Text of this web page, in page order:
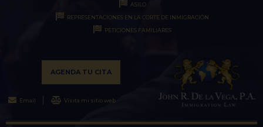
ASILO
REPRESENTACIONES EN LA CORTE DE INMIGRACIÓN
PETICIONES FAMILIARES
AGENDA TU CITA
Email Visita mi sitio web